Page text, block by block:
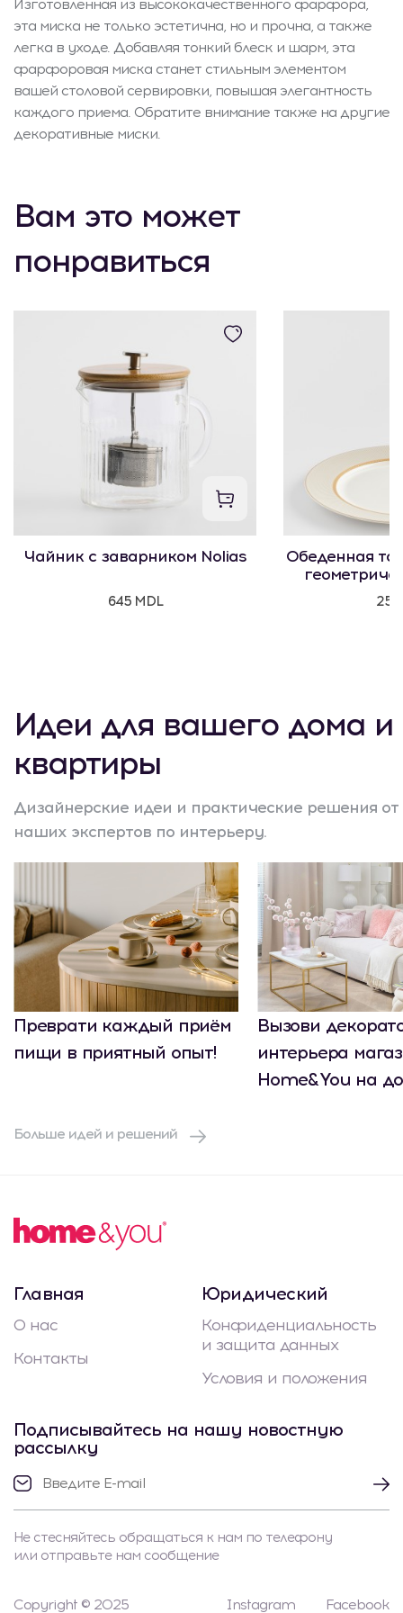
Изготовленная из высококачественного фарфора,
эта миска не только эстетична, но и прочна, а также
легка в уходе. Добавляя тонкий блеск и шарм, эта
фарфоровая миска станет стильным элементом
вашей столовой сервировки, повышая элегантность
каждого приема. Обратите внимание также на другие
декоративные миски.
Вам это может
понравиться
Чайник с заварником Nolias
645 MDL
Обеденная
Идеи для вашего дома и
квартиры
Дизайнерские идеи и практические решения от
наших экспертов по интерьеру.
Преврати каждый приём
пищи в приятный опыт!
Вызови
интерьера
Home&You на
Больше идей и решений
Главная
О нас
Контакты
Юридический
Конфиденциальность
и защита данных
Условия и положения
Подписывайтесь на нашу новостную
рассылку
Не стесняйтесь обращаться к нам по телефону
или отправьте нам сообщение
Copyright © 2025 Instagram Facebook